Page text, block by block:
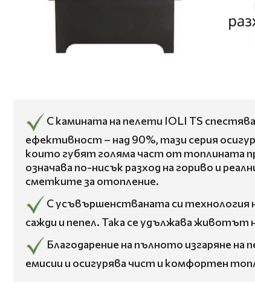
С камината на пелети IOLI TS
ефективност – над 90%, тази серия
които губят голяма част от топлината
означава по-нисък разход на гориво и
сметките за отопление.
С усъвършенстваната си технология
сажди и пепел. Така се удължава животът
Благодарение на пълното изгаряне
емисии и осигурява чист и комфортен